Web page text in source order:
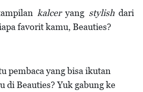
kalceryang stylishdari
favorit kamu, Beauties?
pembaca yang bisa ikutan
di Beauties? Yuk gabung ke